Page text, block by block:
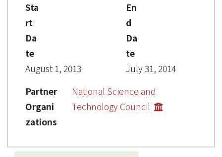
Sta
rt
Da
te
August 1, 2013
En
d
Da
te
July 31, 2014
Partner
Organi
zations
National Science and
Technology Council